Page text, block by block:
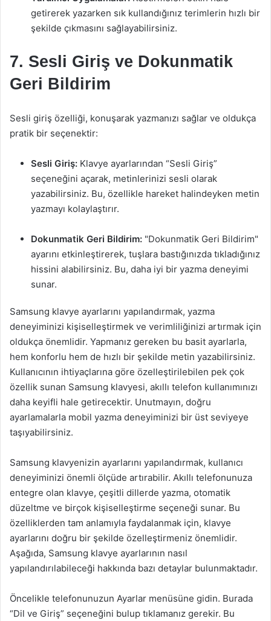
getirerek yazarken sık kullandığınız terimlerin hızlı bir
şekilde çıkmasını sağlayabilirsiniz.
7. Sesli Giriş ve Dokunmatik
Geri Bildirim
Sesli giriş özelliği, konuşarak yazmanızı sağlar ve oldukça
pratik bir seçenektir:
Sesli Giriş: Klavye ayarlarından “Sesli Giriş”
seçeneğini açarak, metinlerinizi sesli olarak
yazabilirsiniz. Bu, özellikle hareket halindeyken metin
yazmayı kolaylaştırır.
Dokunmatik Geri Bildirim: "Dokunmatik Geri Bildirim"
ayarını etkinleştirerek, tuşlara bastığınızda tıkladığınız
hissini alabilirsiniz. Bu, daha iyi bir yazma deneyimi
sunar.
Samsung klavye ayarlarını yapılandırmak, yazma
deneyiminizi kişiselleştirmek ve verimliliğinizi artırmak için
oldukça önemlidir. Yapmanız gereken bu basit ayarlarla,
hem konforlu hem de hızlı bir şekilde metin yazabilirsiniz.
Kullanıcının ihtiyaçlarına göre özelleştirilebilen pek çok
özellik sunan Samsung klavyesi, akıllı telefon kullanımınızı
daha keyifli hale getirecektir. Unutmayın, doğru
ayarlamalarla mobil yazma deneyiminizi bir üst seviyeye
taşıyabilirsiniz.
Samsung klavyenizin ayarlarını yapılandırmak, kullanıcı
deneyiminizi önemli ölçüde artırabilir. Akıllı telefonunuza
entegre olan klavye, çeşitli dillerde yazma, otomatik
düzeltme ve birçok kişiselleştirme seçeneği sunar. Bu
özelliklerden tam anlamıyla faydalanmak için, klavye
ayarlarını doğru bir şekilde özelleştirmeniz önemlidir.
Aşağıda, Samsung klavye ayarlarının nasıl
yapılandırılabileceği hakkında bazı detaylar bulunmaktadır.
Öncelikle telefonunuzun Ayarlar menüsüne gidin. Burada
“Dil ve Giriş” seçeneğini bulup tıklamanız gerekir. Bu